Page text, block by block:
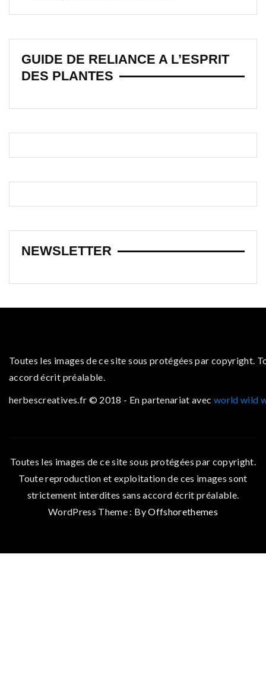
GUIDE DE RELIANCE A L’ESPRIT
DES PLANTES
NEWSLETTER
Toutes les images de ce site sous protégées par
accord écrit préalable.
herbescreatives.fr © 2018 - En partenariat avec world wild
Toutes les images de ce site sous protégées par copyright.
Toute reproduction et exploitation de ces images sont
strictement interdites sans accord écrit préalable.
WordPress Theme : ByOffshorethemes